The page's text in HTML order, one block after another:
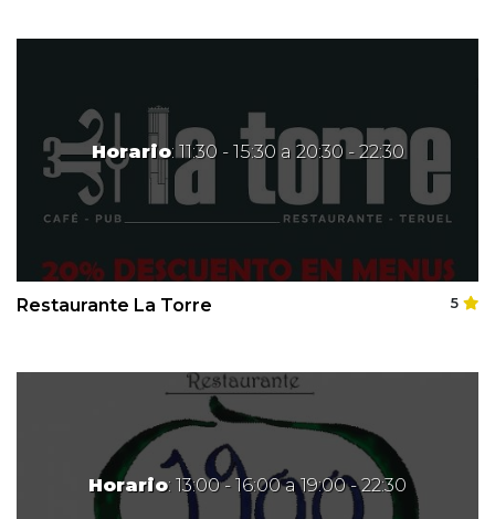
Horario: 11:30 - 15:30 a 20:30 - 22:30
Restaurante La Torre 5
Horario: 13:00 - 16:00 a 19:00 - 22:30